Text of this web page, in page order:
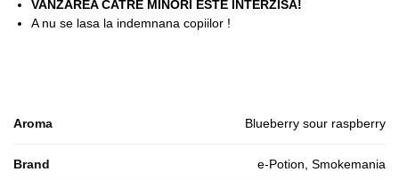
VANZAREA CATRE MINORI ESTE INTERZISA!
A nu se lasa la indemnana copiilor !
Aroma Blueberry sour raspberry
Brand e-Potion, Smokemania